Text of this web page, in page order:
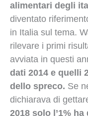
alimentari degli
diventato
in Italia sul tema.
rilevare i primi
avviata in questi
dati 2014 e quelli
dello spreco. Se
dichiarava di
2018 solo l’1%